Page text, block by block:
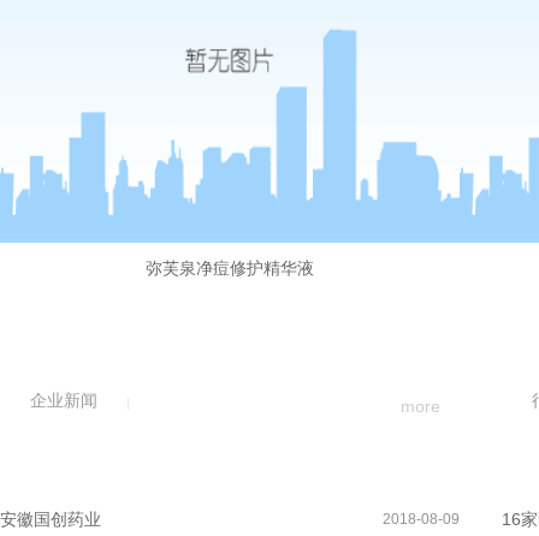
弥芙泉净痘修护精华液
企业新闻 more
2018-08-09
安徽国创药业 16